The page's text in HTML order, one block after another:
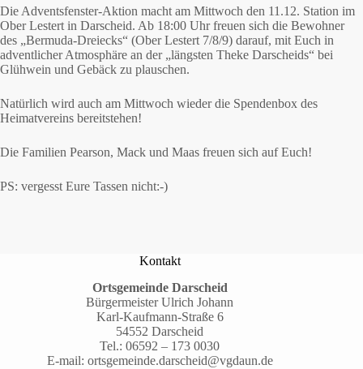
Die Adventsfenster-Aktion macht am Mittwoch den 11.12. Station im
Ober Lestert in Darscheid. Ab 18:00 Uhr freuen sich die Bewohner
des „Bermuda-Dreiecks“ (Ober Lestert 7/8/9) darauf, mit Euch in
adventlicher Atmosphäre an der „längsten Theke Darscheids“ bei
Glühwein und Gebäck zu plauschen.
Natürlich wird auch am Mittwoch wieder die Spendenbox des
Heimatvereins bereitstehen!
Die Familien Pearson, Mack und Maas freuen sich auf Euch!
PS: vergesst Eure Tassen nicht:-)
Kontakt
Ortsgemeinde Darscheid
Bürgermeister Ulrich Johann
Karl-Kaufmann-Straße 6
54552 Darscheid
Tel.:06592 – 173 0030
E-mail: ortsgemeinde.darscheid@vgdaun.de